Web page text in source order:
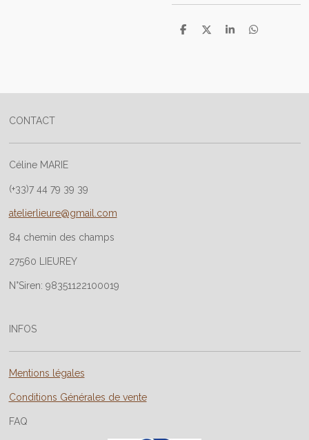
P
e
P
e
P
e
P
e
CONTACT
Céline MARIE
(+33)7 44 79 39 39
atelierlieure@gmail.com
84 chemin des champs
27560 LIEUREY
N°Siren: 98351122100019
INFOS
Mentions légales
Conditions Générales de vente
FAQ